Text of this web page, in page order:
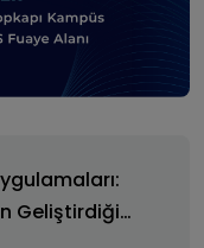
Geliştirdiği